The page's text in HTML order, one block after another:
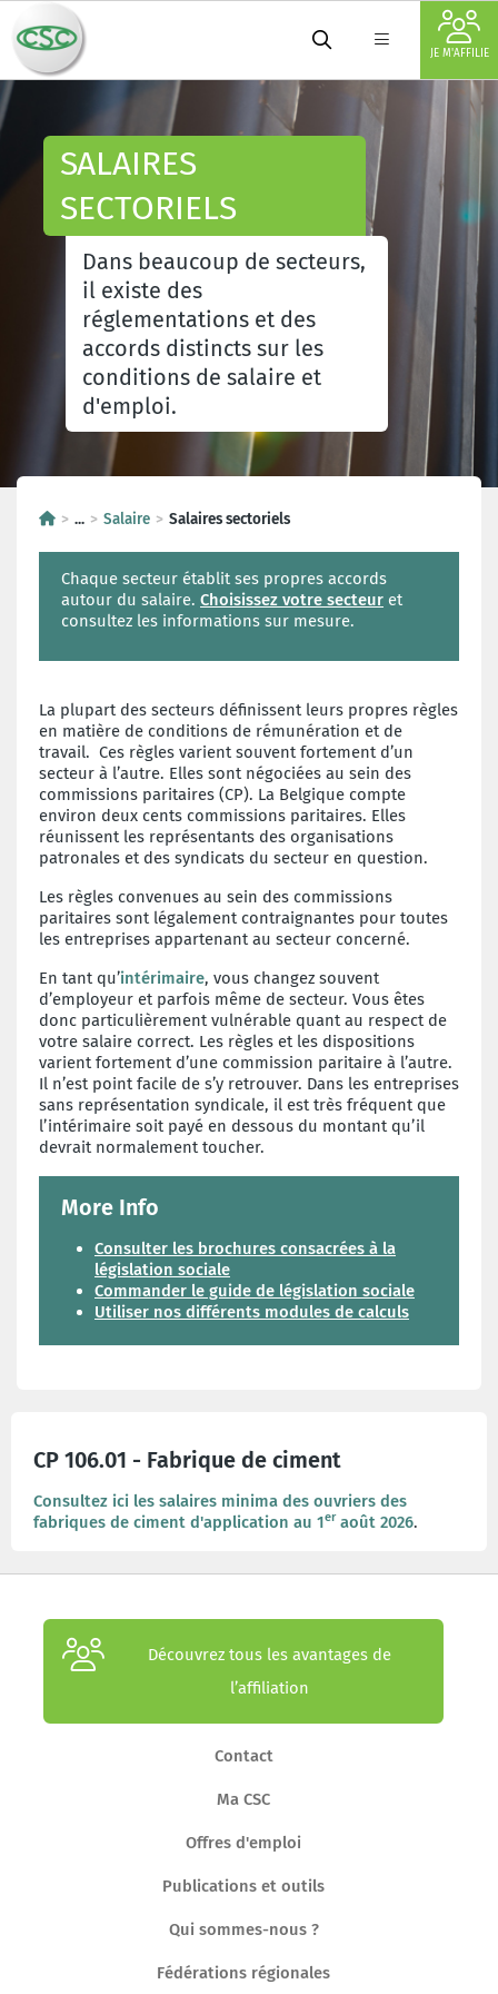
JE M'AFFILIE
SALAIRES
SECTORIELS
Dans beaucoup de secteurs,
il existe des
réglementations et des
accords distincts sur les
conditions de salaire et
d'emploi.
... Salaire Salaires sectoriels
Chaque secteur établit ses propres accords
autour du salaire. Choisissez votre secteur et
consultez les informations sur mesure.
La plupart des secteurs définissent leurs propres règles
en matière de conditions de rémunération et de
travail. Ces règles varient souvent fortement d’un
secteur à l’autre. Elles sont négociées au sein des
commissions paritaires (CP). La Belgique compte
environ deux cents commissions paritaires. Elles
réunissent les représentants des organisations
patronales et des syndicats du secteur en question.
Les règles convenues au sein des commissions
paritaires sont légalement contraignantes pour toutes
les entreprises appartenant au secteur concerné.
En tant qu’intérimaire, vous changez souvent
d’employeur et parfois même de secteur. Vous êtes
donc particulièrement vulnérable quant au respect de
votre salaire correct. Les règles et les dispositions
varient fortement d’une commission paritaire à l’autre.
Il n’est point facile de s’y retrouver. Dans les entreprises
sans représentation syndicale, il est très fréquent que
l’intérimaire soit payé en dessous du montant qu’il
devrait normalement toucher.
More Info
Consulter les brochures consacrées à la
législation sociale
Commander le guide de législation sociale
Utiliser nos différents modules de calculs
CP 106.01 - Fabrique de ciment
Consultez ici les salaires minima des ouvriers des
fabriques de ciment d'application au 1eraoût 2026.
Découvrez tous les avantages de
l’affiliation
Contact
Ma CSC
Offres d'emploi
Publications et outils
Qui sommes-nous ?
Fédérations régionales